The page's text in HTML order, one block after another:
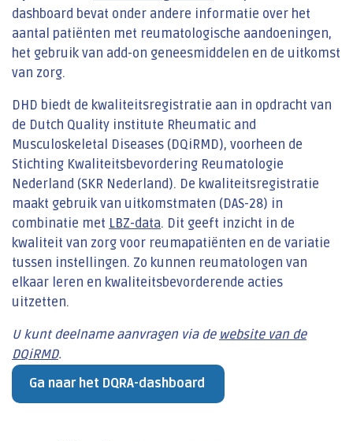
dashboard bevat onder andere informatie over het
aantal patiënten met reumatologische aandoeningen,
het gebruik van add-on geneesmiddelen en de uitkomst
van zorg.
DHD biedt de kwaliteitsregistratie aan in opdracht van
de Dutch Quality institute Rheumatic and
Musculoskeletal Diseases (DQiRMD), voorheen de
Stichting Kwaliteitsbevordering Reumatologie
Nederland (SKR Nederland). De kwaliteitsregistratie
maakt gebruik van uitkomstmaten (DAS-28) in
combinatie met LBZ-data. Dit geeft inzicht in de
kwaliteit van zorg voor reumapatiënten en de variatie
tussen instellingen. Zo kunnen reumatologen van
elkaar leren en kwaliteitsbevorderende acties
uitzetten.
U kunt deelname aanvragen via de website van de
DQiRMD.
Ga naar het DQRA-dashboard